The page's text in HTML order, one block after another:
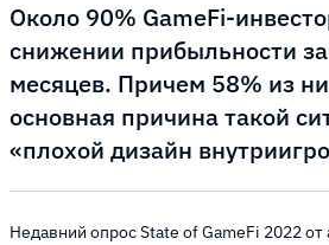
Около 90% GameFi-
снижении прибыльности
месяцев. Причем 58% из
основная причина такой
«плохой дизайн
Недавний опрос State of GameFi 2022 от